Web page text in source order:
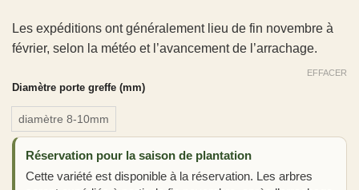
Les expéditions ont généralement lieu de fin novembre à
février, selon la météo et l’avancement de l’arrachage.
Diamètre porte greffe (mm)
diamètre 8-10mm
EFFACER
Réservation pour la saison de plantation
Cette variété est disponible à la réservation. Les arbres